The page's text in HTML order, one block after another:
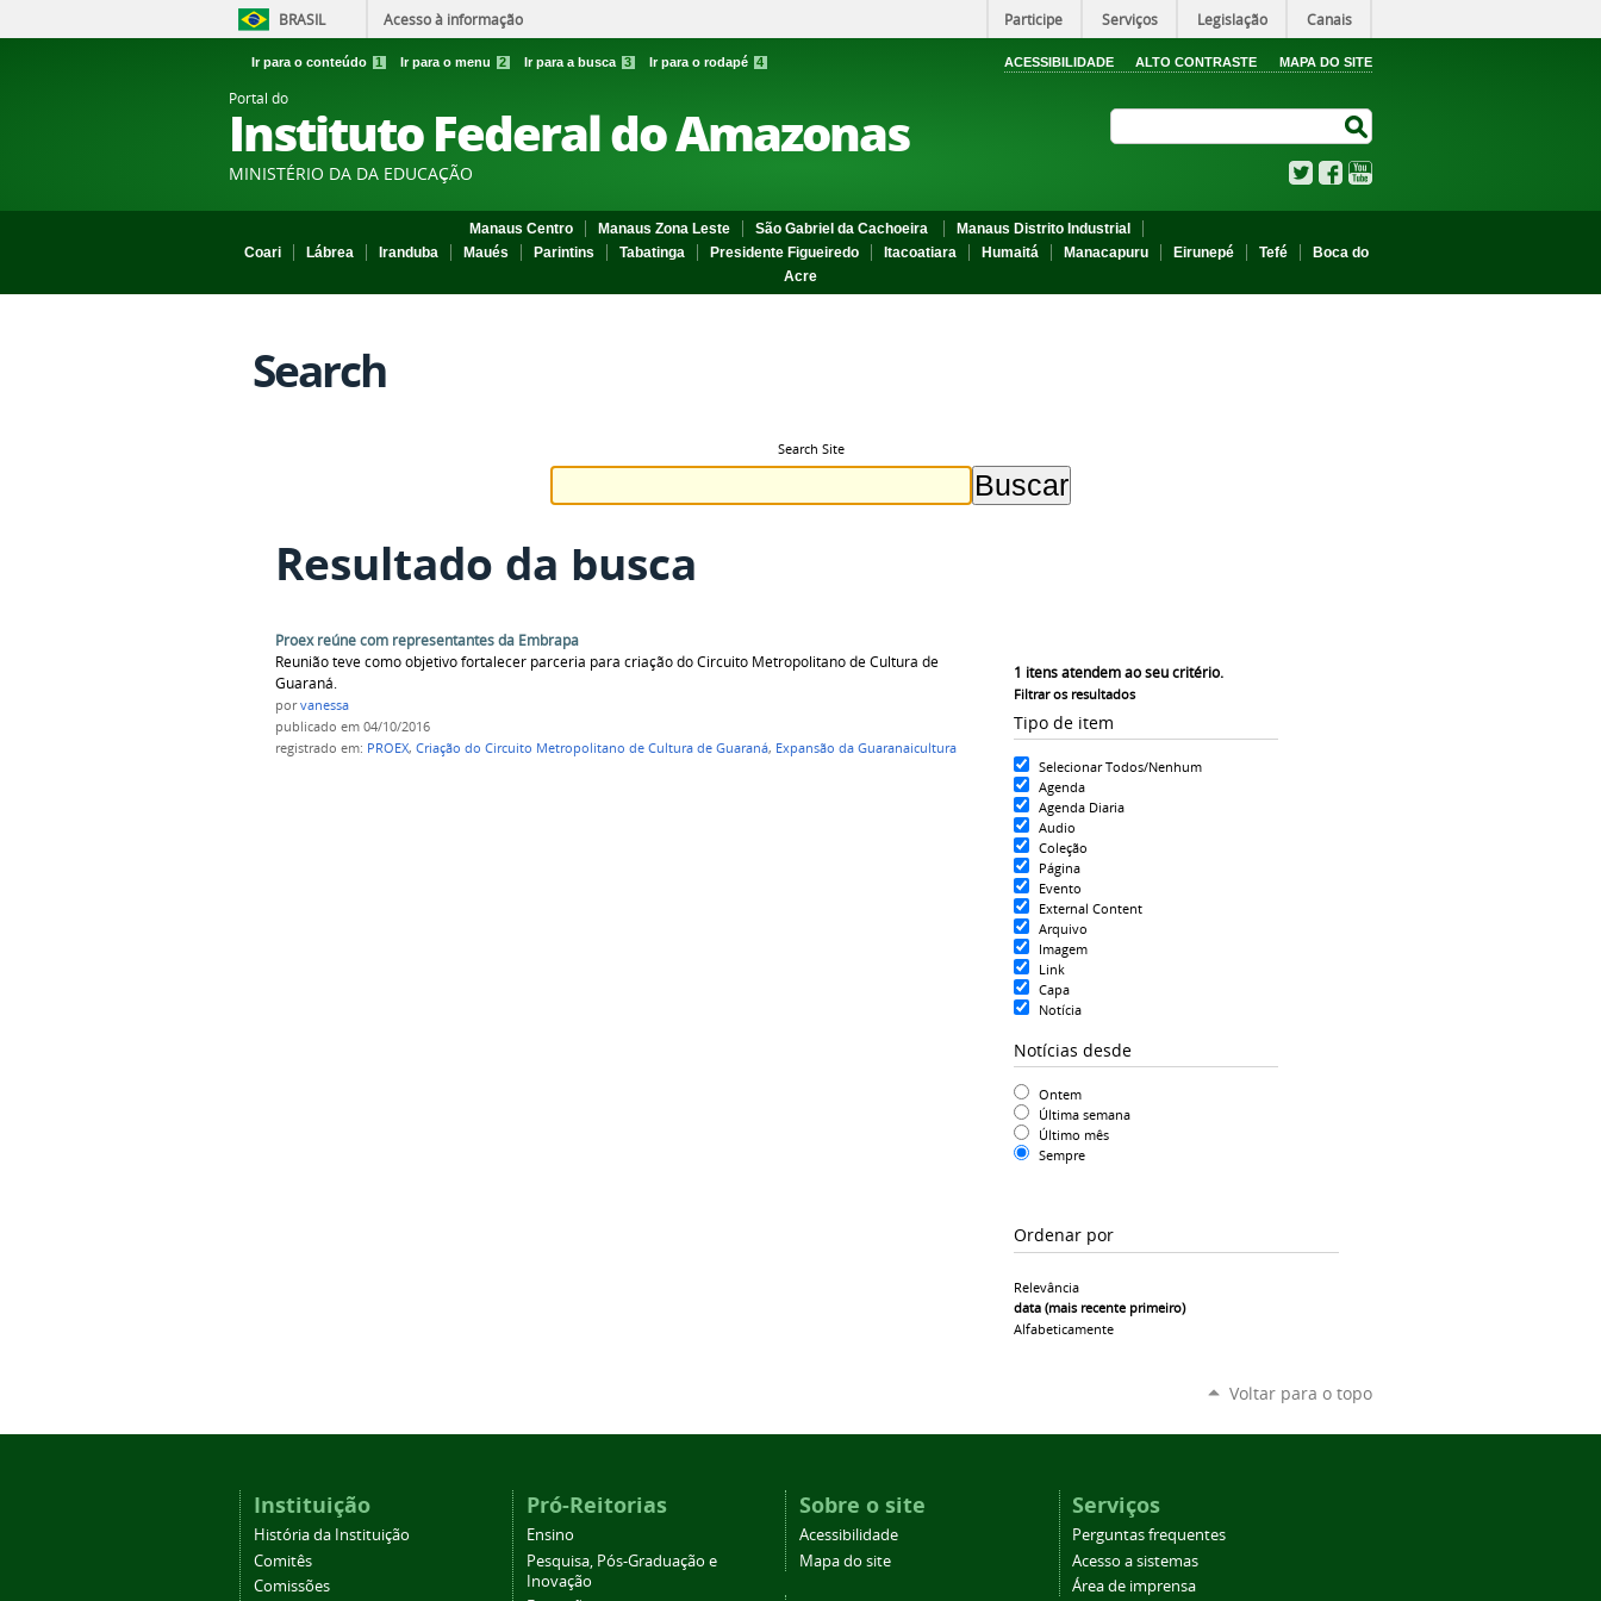
BRASIL Acesso à informação Participe Serviços Legislação Canais
Ir para o conteúdo 1 Ir para o menu 2 Ir para a busca 3 Ir para o rodapé 4 ACESSIBILIDADE ALTO CONTRASTE MAPA DO SITE
Portal do
Instituto Federal do Amazonas
MINISTÉRIO DA DA EDUCAÇÃO TwitterFacebook
Manaus Centro Manaus Zona Leste São Gabriel da Cachoeira
Manaus Distrito Industrial
Coari
Lábrea Iranduba Maués Parintins Tabatinga Presidente Figueiredo Itacoatiara Humaitá Manacapuru Eirunepé Tefé
Boca do
Acre
Search
Search Site
Resultado da busca
1 itens atendem ao seu critério.
Filtrar os resultados
Tipo de item
Selecionar Todos/Nenhum
Agenda
Agenda Diaria
Audio
Coleção
Página
Evento
External Content
Arquivo
Imagem
Link
Capa
Notícia
Notícias desde
Ontem
Última semana
Último mês
Sempre
Ordenar por
Relevância
data (mais recente primeiro)
Alfabeticamente
Proex reúne com representantes da Embrapa
Reunião teve como objetivo fortalecer parceria para criação do Circuito Metropolitano de Cultura de
Guaraná.
porvanessa
publicado em 04/10/2016
registrado em: PROEX, Criação do Circuito Metropolitano de Cultura de Guaraná, Expansão da Guaranaicultura
Voltar para o topo
Instituição
História da Instituição
Comitês
Comissões
Pró-Reitorias
Ensino
Pesquisa, Pós-Graduação e
Inovação
Sobre o site
Acessibilidade
Mapa do site
Serviços
Perguntas frequentes
Acesso a sistemas
Área de imprensa